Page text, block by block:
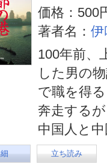
価格：500
著者名： 伊
100年前、
した男の
で職を得
奔走する
中国人と
立ち読み